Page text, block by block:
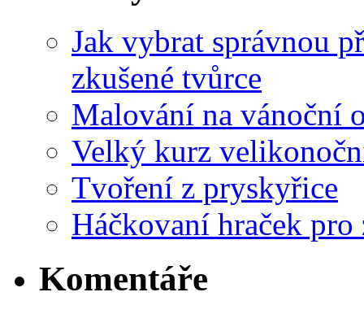
Jak vybrat správnou
zkušené tvůrce
Malování na vánoční
Velký kurz
Tvoření z pryskyřice
Háčkovaní hraček pro
Komentáře